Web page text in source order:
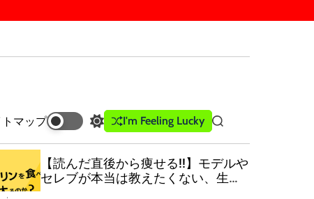
マップ
S
w
t
c
I'm Feeling Lucky
S
e
r
c
【読んだ直後から痩せる!!】モデルや
セレブが本当は教えたくない、生涯